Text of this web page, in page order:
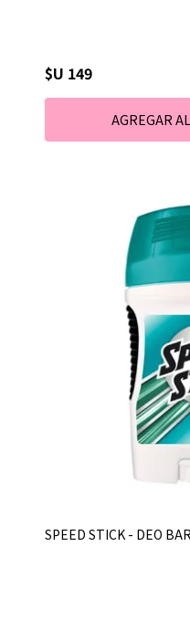
$U 149
SPEED STICK - DEO